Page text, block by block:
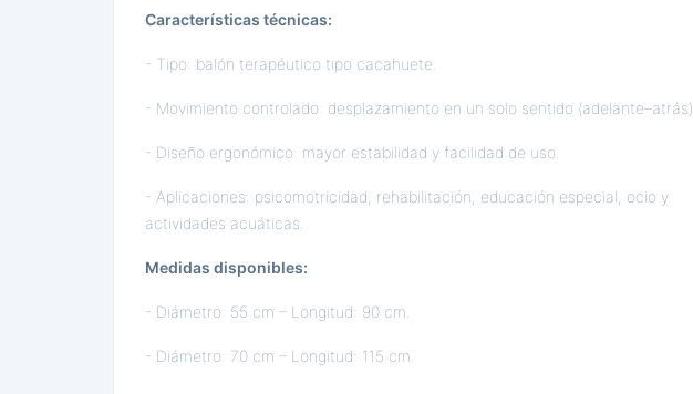
Características técnicas:
- Tipo: balón terapéutico tipo cacahuete.
- Movimiento controlado: desplazamiento en un solo sentido (adelante–atrás).
- Diseño ergonómico: mayor estabilidad y facilidad de uso.
- Aplicaciones: psicomotricidad, rehabilitación, educación especial, ocio y
actividades acuáticas.
Medidas disponibles:
- Diámetro: 55 cm – Longitud: 90 cm.
- Diámetro: 70 cm – Longitud: 115 cm.